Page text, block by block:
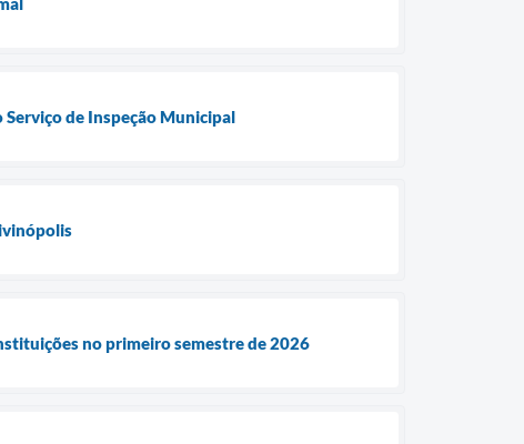
de Inspeção Municipal
no primeiro semestre de 2026